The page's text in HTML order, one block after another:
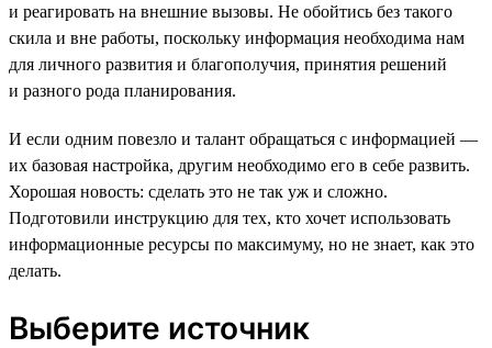
и реагировать на внешние вызовы. Не обойтись без такого
скила и вне работы, поскольку информация необходима нам
для личного развития и благополучия, принятия решений
и разного рода планирования.
И если одним повезло и талант обращаться с информацией —
их базовая настройка, другим необходимо его в себе развить.
Хорошая новость: сделать это не так уж и сложно.
Подготовили инструкцию для тех, кто хочет использовать
информационные ресурсы по максимуму, но не знает, как это
делать.
Выберите источник